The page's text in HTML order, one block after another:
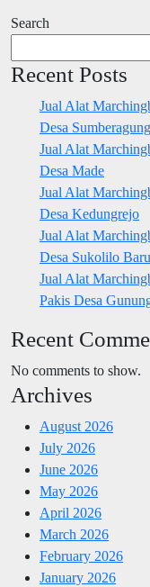
Search
Recent Posts
Jual Alat
Desa Sumberagung
Jual Alat
Desa Made
Jual Alat
Desa Kedungrejo
Jual Alat
Desa Sukolilo Baru
Jual Alat
Pakis Desa
Recent
No comments to show.
Archives
August 2026
July 2026
June 2026
May 2026
April 2026
March 2026
February 2026
January 2026